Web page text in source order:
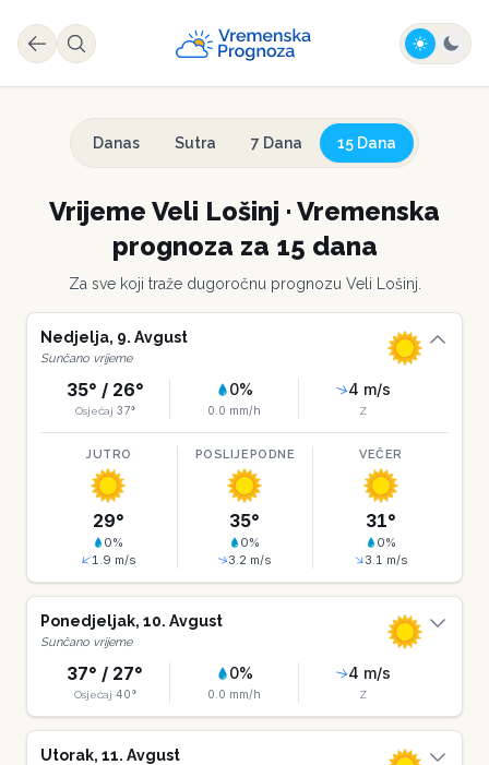
Danas Sutra 7 Dana 15 Dana
Vrijeme Veli Lošinj · Vremenska
prognoza za 15 dana
Za sve koji traže dugoročnu prognozu Veli Lošinj
Nedjelja, 9. Avgust
Sunčano vrijeme
35° / 26°
Osjećaj 37°
0%
0.0 mm/h
4 m/s
Z
JUTRO
29°
0%
1.9 m/s
POSLIJEPODNE
35°
0%
3.2 m/s
VEČER
31°
0%
3.1 m/s
Ponedjeljak, 10. Avgust
Sunčano vrijeme
37° / 27°
Osjećaj 40°
0%
0.0 mm/h
4 m/s
Z
Utorak, 11. Avgust